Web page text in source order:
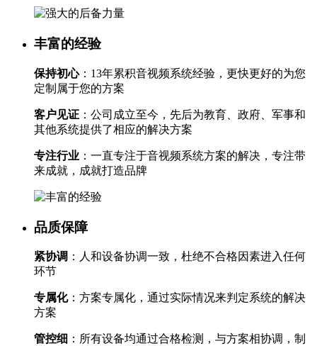
丰富的经验
保持初心：13年累积音视频系统经验，更快更好的为您
定制属于您的方案
客户见证 ：公司成立至今，先后为教育、政府、军事和
其他系统提供了相应的解决方案
专注行业 ：一直专注于音视频系统方案的解决，专注带
来成就，成就打造品牌
品质保障
紧协调 ：人和设备协调一致，杜绝不合格因素进入任何
环节
专属化：方案专属化，通过实际情况来判定系统的解决
方案
管控细 ：所有设备均通过合格检测，与方案相协调，制